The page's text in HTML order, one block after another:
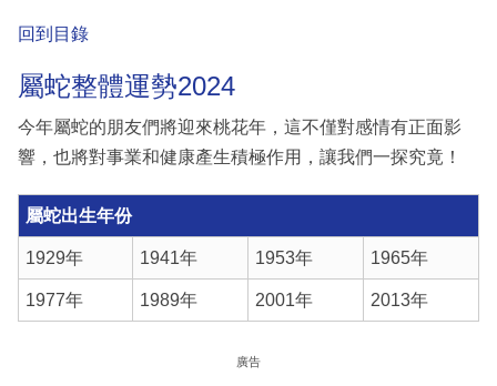
回到目錄
屬蛇整體運勢2024
今年屬蛇的朋友們將迎來桃花年，這不僅對感情有正面影
響，也將對事業和健康產生積極作用，讓我們一探究竟！
屬蛇出生年份
1929年 1941年 1953年 1965年
1977年 1989年 2001年 2013年
廣告